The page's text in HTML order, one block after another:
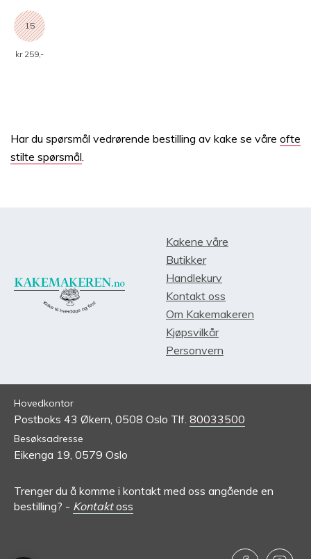
15
kr 259,-
Har du spørsmål vedrørende bestilling av kake se våre ofte
stilte spørsmål
Kakene våre
Butikker
Handlekurv
Kontakt oss
Om Kakemakeren
Kjøpsvilkår
Personvern
Hovedkontor
Postboks 43 Økern, 0508 Oslo Tlf. 80033500
Besøksadresse
Eikenga 19, 0579 Oslo
Trenger du å komme i kontakt med oss angående en
bestilling? - Kontaktoss